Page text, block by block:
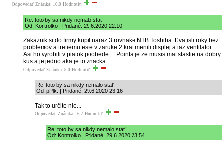
Odpovedať Známka: 10.0 Hodnotiť:
Re: toto by sa nikdy nemalo stať
Od: Kontrolko | Pridané: 29.6.2020 22:10
Zakaznik si do firmy kupil naraz 3 rovnake NTB Toshiba. Dva isli roky bez
problemov a tretiemu este v zaruke 2 krat menili displej a raz ventilator .
Asi ho vyrobili v piatok poobede ... Pointa je ze musis mat stastie na dobry
kus a je jedno aka je to znacka.
Odpovedať Známka: 8.0 Hodnotiť:
Re: toto by sa nikdy nemalo stať
Od: pPlk. | Pridané: 29.6.2020 23:16
Tak to určite nie...
Odpovedať Známka: -6.7 Hodnotiť:
Re: toto by sa nikdy nemalo stať
Od: Kontrolko | Pridané: 29.6.2020 23:54